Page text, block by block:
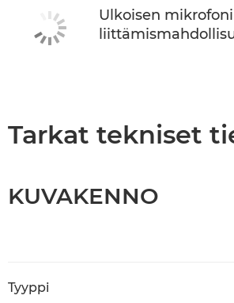
Ulkoisen
Tarkat tekniset
KUVAKENNO
Tyyppi